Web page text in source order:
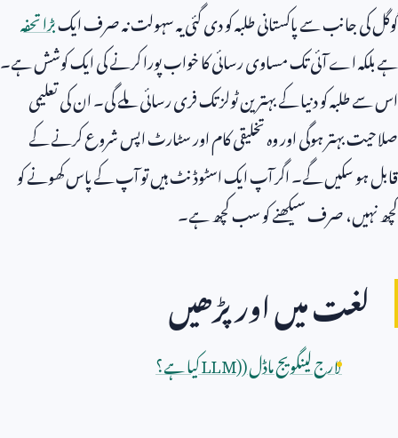
گوگل کی جانب سے پاکستانی طلبہ کو دی گئی یہ سہولت نہ صرف ایکبڑا تحفہ
ہے بلکہ اے آئی تک مساوی رسائی کا خواب پورا کرنے کی ایک کوشش ہے۔
اس سے طلبہ کو دنیا کے بہترین ٹولز تک فری رسائی ملے گی۔ ان کی تعلیمی
صلاحیت بہتر ہوگی اور وہ تخلیقی کام اور سٹارٹ اپس شروع کرنے کے
قابل ہو سکیں گے۔ اگر آپ ایک اسٹوڈنٹ ہیں تو آپ کے پاس کھونے کو
کچھ نہیں، صرف سیکھنے کو سب کچھ ہے۔
لغت میں اور پڑھیں
لارج لینگویج ماڈل (LLM)کیا ہے؟